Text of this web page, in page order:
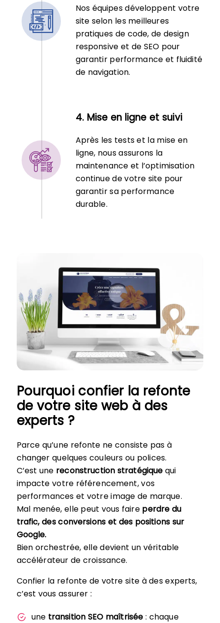
Nos équipes développent votre
site selon les meilleures
pratiques de code, de design
responsive et de SEO pour
garantir performance et fluidité
de navigation.
4. Mise en ligne et suivi
Après les tests et la mise en
ligne, nous assurons la
maintenance et l’optimisation
continue de votre site pour
garantir sa performance
durable.
Pourquoi confier la refonte
de votre site web à des
experts ?
Parce qu’une refonte ne consiste pas à
changer quelques couleurs ou polices.
C’est une reconstruction stratégique qui
impacte votre référencement, vos
performances et votre image de marque.
Mal menée, elle peut vous faire perdre du
trafic, des conversions et des positions sur
Google.
Bien orchestrée, elle devient un véritable
accélérateur de croissance.
Confier la refonte de votre site à des experts,
c’est vous assurer :
une transition SEO maîtrisée : chaque